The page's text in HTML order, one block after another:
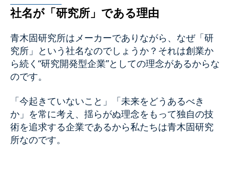
社名が「研究所」である理由
青木固研究所はメーカーでありながら、なぜ「研
究所」という社名なのでしょうか？それは創業か
ら続く“研究開発型企業”としての理念があるからな
のです。
「今起きていないこと」「未来をどうあるべき
か」を常に考え、揺らがぬ理念をもって独自の技
術を追求する企業であるから私たちは青木固研究
所なのです。